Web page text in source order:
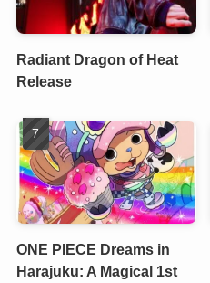
Radiant Dragon of Heat
Release
ONE PIECE Dreams in
Harajuku: A Magical 1st